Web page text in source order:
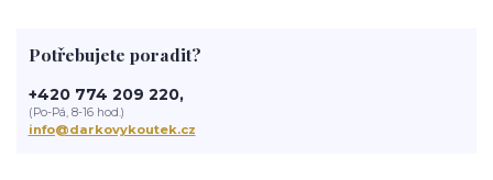
Potřebujete poradit?
+420 774 209 220,
(Po-Pá, 8-16 hod.)
info@darkovykoutek.cz